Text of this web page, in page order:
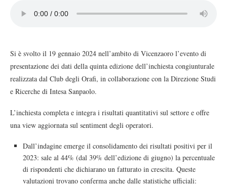
Si è svolto il 19 gennaio 2024 nell’ambito di Vicenzaoro l’evento di
presentazione dei dati della quinta edizione dell’inchiesta congiunturale
realizzata dal Club degli Orafi, in collaborazione con la Direzione Studi
e Ricerche di Intesa Sanpaolo.
L’inchiesta completa e integra i risultati quantitativi sul settore e offre
una view aggiornata sul sentiment degli operatori.
Dall’indagine emerge il consolidamento dei risultati positivi per il
2023: sale al 44% (dal 39% dell’edizione di giugno) la percentuale
di rispondenti che dichiarano un fatturato in crescita. Queste
valutazioni trovano conferma anche dalle statistiche ufficiali: